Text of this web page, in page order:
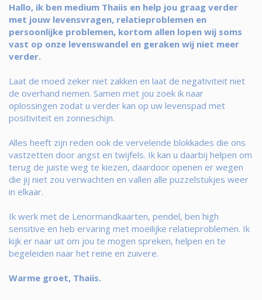
Hallo, ik ben medium Thaiis en help jou graag verder
met jouw levensvragen, relatieproblemen en
persoonlijke problemen, kortom allen lopen wij soms
vast op onze levenswandel en geraken wij niet meer
verder.
Laat de moed zeker niet zakken en laat de negativiteit niet
de overhand nemen. Samen met jou zoek ik naar
oplossingen zodat u verder kan op uw levenspad met
positiviteit en zonneschijn.
Alles heeft zijn reden ook de vervelende blokkades die ons
vastzetten door angst en twijfels. Ik kan u daarbij helpen om
terug de juiste weg te kiezen, daardoor openen er wegen
die jij niet zou verwachten en vallen alle puzzelstukjes weer
in elkaar.
Ik werk met de Lenormandkaarten, pendel, ben high
sensitive en heb ervaring met moeilijke relatieproblemen. Ik
kijk er naar uit om jou te mogen spreken, helpen en te
begeleiden naar het reine en zuivere.
Warme groet, Thaiis.